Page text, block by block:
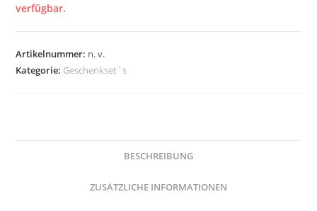
verfügbar.
Artikelnummer: n. v.
Kategorie: Geschenkset`s
BESCHREIBUNG
ZUSÄTZLICHE INFORMATIONEN